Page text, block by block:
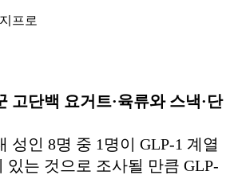
프로
고단백 요거트·육류와 스낵·단
성인 8명 중 1명이 GLP-1 계열
있는 것으로 조사될 만큼 GLP-